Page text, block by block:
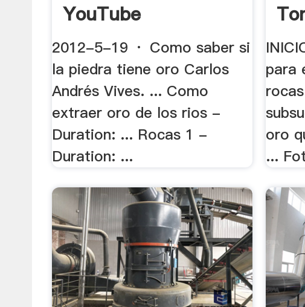
YouTube
2012-5-19 · Como saber si
la piedra tiene oro Carlos
Andrés Vives. ... Como
extraer oro de los rios -
Duration: ... Rocas 1 -
Duration: ...
para
oro
...